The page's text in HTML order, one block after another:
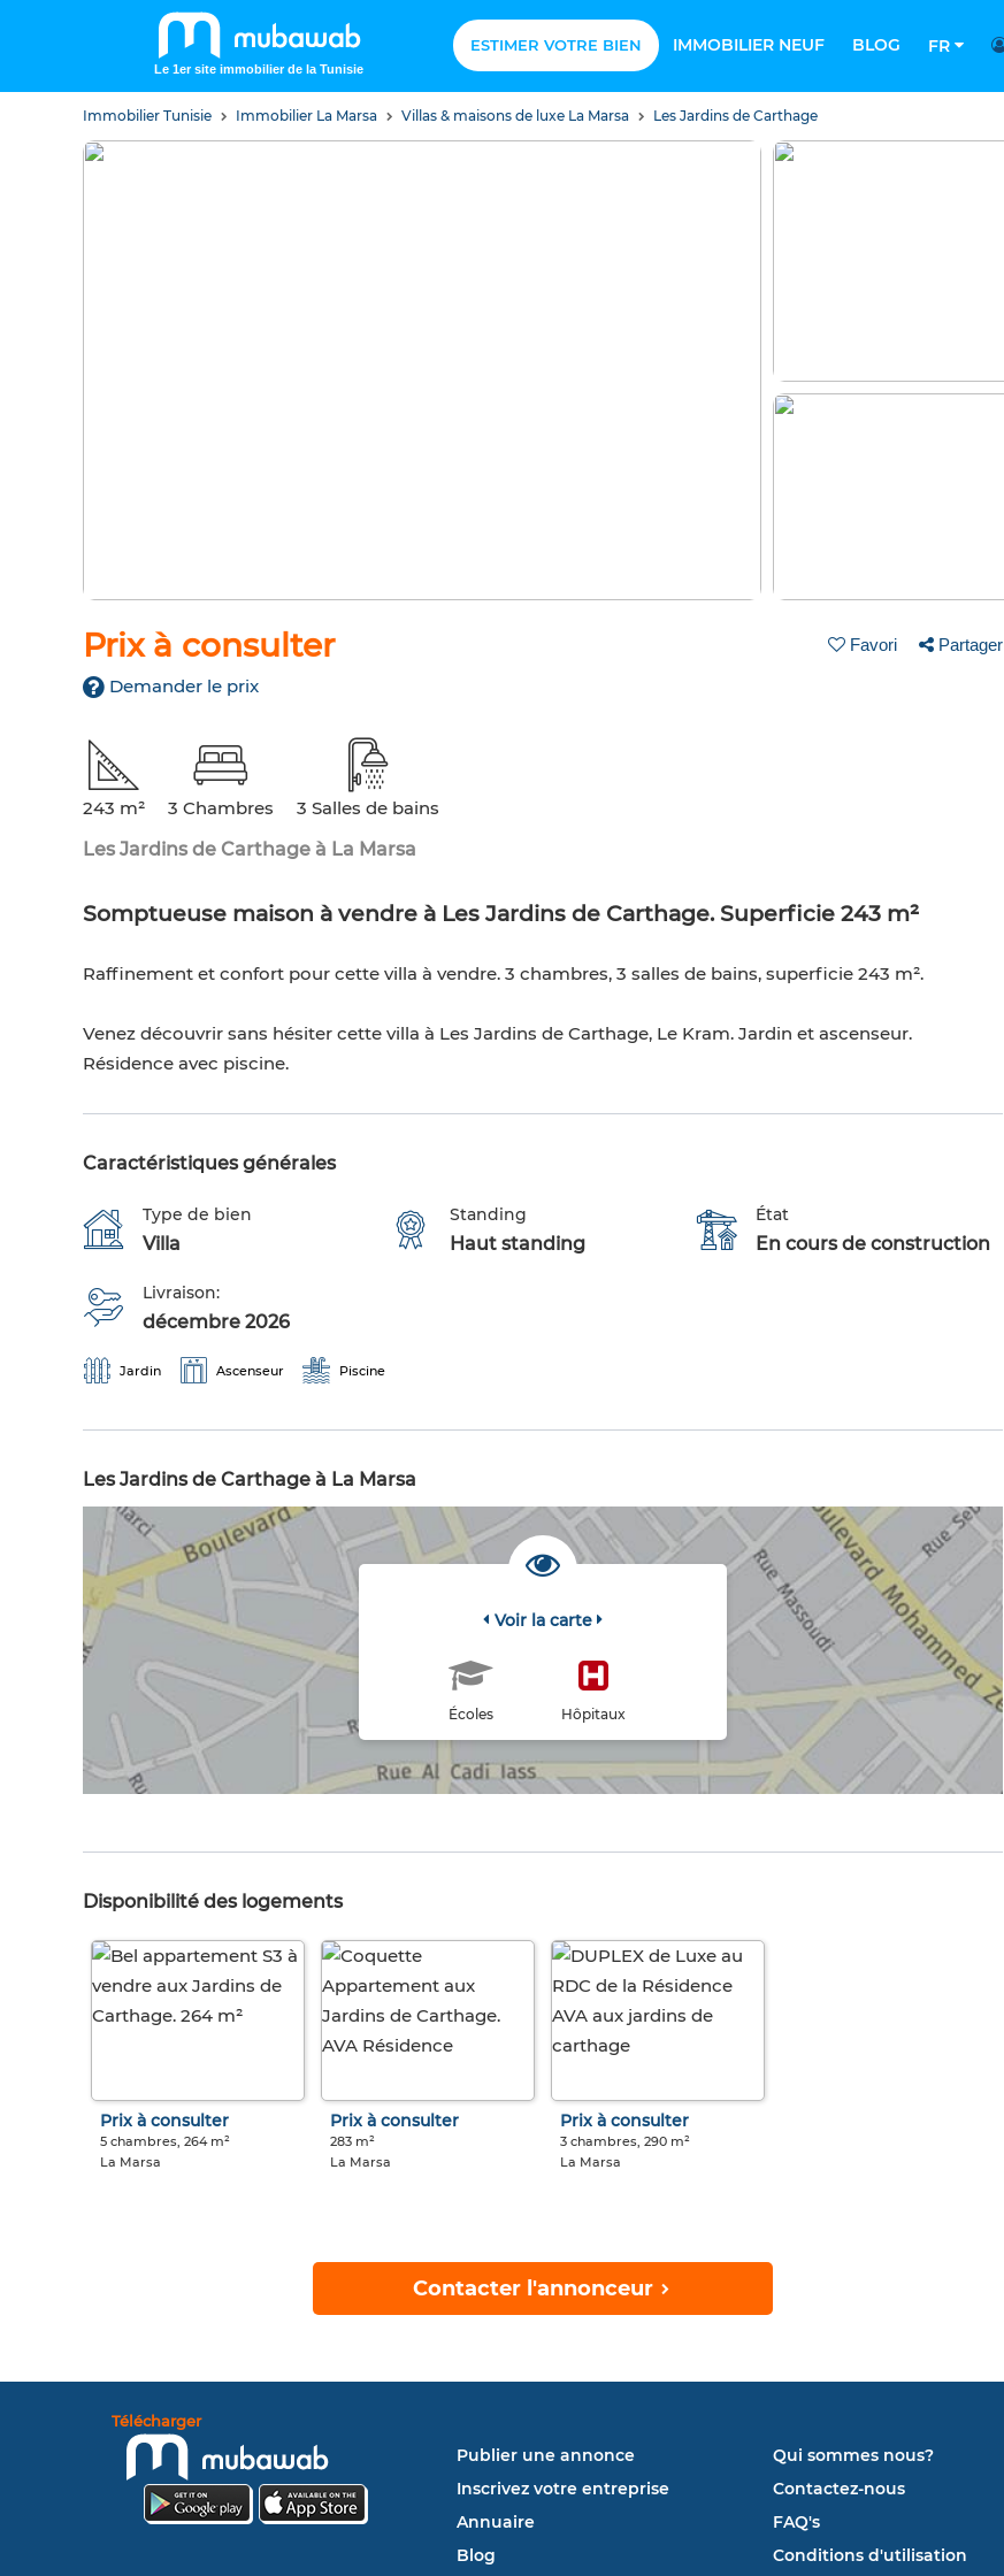
Le 1er site immobilier de la Tunisie
ESTIMER VOTRE BIEN IMMOBILIER NEUF BLOG FR
Immobilier Tunisie Immobilier La Marsa Villas & maisons de luxe La Marsa Les Jardins de Carthage
Prix à consulter Favori Partager
Demander le prix
243 m² 3 Chambres
3 Salles de bains
Les Jardins de Carthage à La Marsa
Somptueuse maison à vendre à Les Jardins de Carthage. Superficie 243 m²
Raffinement et confort pour cette villa à vendre. 3 chambres, 3 salles de bains, superficie 243 m².
Venez découvrir sans hésiter cette villa à Les Jardins de Carthage, Le Kram. Jardin et ascenseur.
Résidence avec piscine.
Caractéristiques générales
Type de bien
Villa
Standing
Haut standing
État
En cours de construction
Livraison:
décembre 2026
Jardin Ascenseur Piscine
Les Jardins de Carthage à La Marsa
Voir la carte
Écoles Hôpitaux
Disponibilité des logements
Prix à consulter
5 chambres, 264 m²
La Marsa
Prix à consulter
283 m²
La Marsa
Prix à consulter
3 chambres, 290 m²
La Marsa
Contacter l'annonceur
Télécharger
Publier une annonce
Inscrivez votre entreprise
Annuaire
Blog
Qui sommes nous?
Contactez-nous
FAQ's
Conditions d'utilisation